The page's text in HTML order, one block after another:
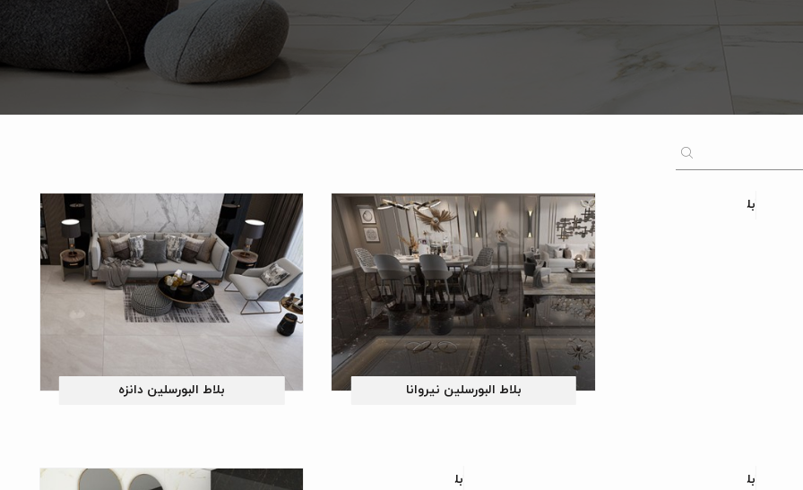
فی الخارج
بلاط البورسلین کلمبیا
بلاط البورسلین نیروانا بلاط البورسلین دانزه
بلاط البورسلین ژوپیتر بلاط البورسلین اسموکی